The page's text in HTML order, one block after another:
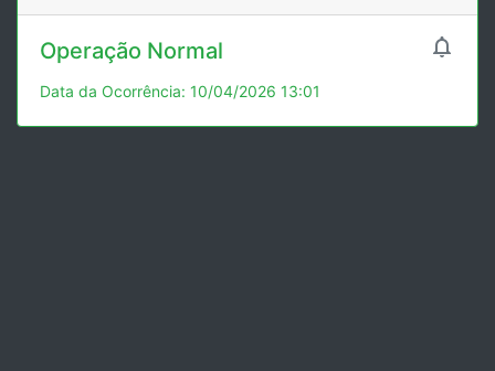

Operação Normal
Data da Ocorrência: 10/04/2026 13:01